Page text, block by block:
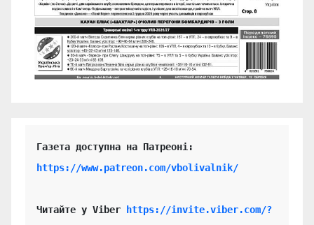
https://www.patreon.com/vbolivalnik/
Читайте у Viber
https://invite.viber.com/?